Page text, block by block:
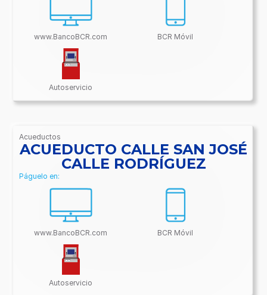
www.BancoBCR.com BCR Móvil
Autoservicio
Acueductos
/BancoBCR-
Contenido/Conectividades/Acueductos
ACUEDUCTO CALLE SAN JOSÉ
CALLE RODRÍGUEZ
Páguelo en:
www.BancoBCR.com BCR Móvil
Autoservicio